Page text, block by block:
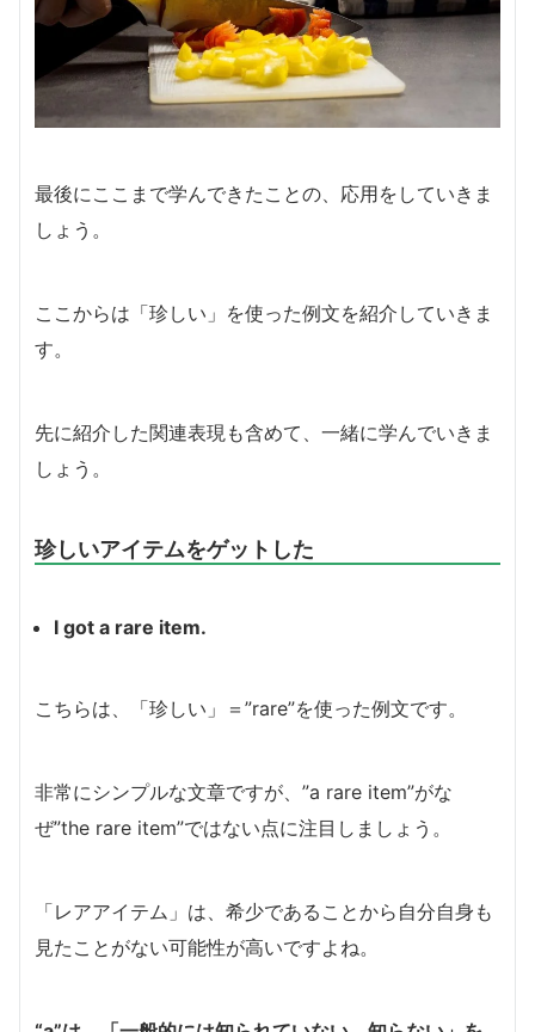
最後にここまで学んできたことの、応用をしていきま
しょう。
ここからは「珍しい」を使った例文を紹介していきま
す。
先に紹介した関連表現も含めて、一緒に学んでいきま
しょう。
珍しいアイテムをゲットした
I got a rare item.
こちらは、「珍しい」＝”rare”を使った例文です。
非常にシンプルな文章ですが、”a rare item”がな
ぜ”the rare item”ではない点に注目しましょう。
「レアアイテム」は、希少であることから自分自身も
見たことがない可能性が高いですよね。